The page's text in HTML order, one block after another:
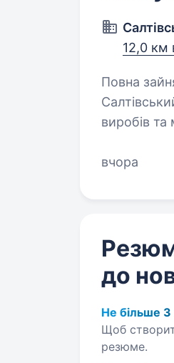
12,0 км
Повна зайнятість. Запрошуємо до
виробів та
вчора
до
Не більше 3
Щоб
резюме.